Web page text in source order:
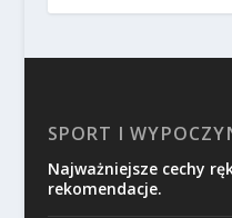
SPORT I
Najważniejsze cechy
rekomendacje.